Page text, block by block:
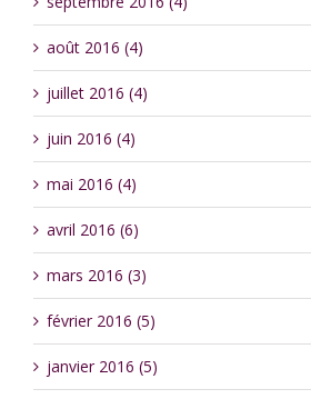
août 2016 (4)
juillet 2016 (4)
juin 2016 (4)
mai 2016 (4)
avril 2016 (6)
mars 2016 (3)
février 2016 (5)
janvier 2016 (5)